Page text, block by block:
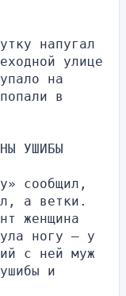
напугал
улице
на
в
УШИБЫ
сообщил,
а ветки.
женщина
ногу — у
с ней муж
и